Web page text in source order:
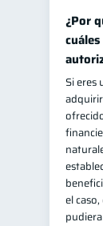
¿Por
Si eres
el